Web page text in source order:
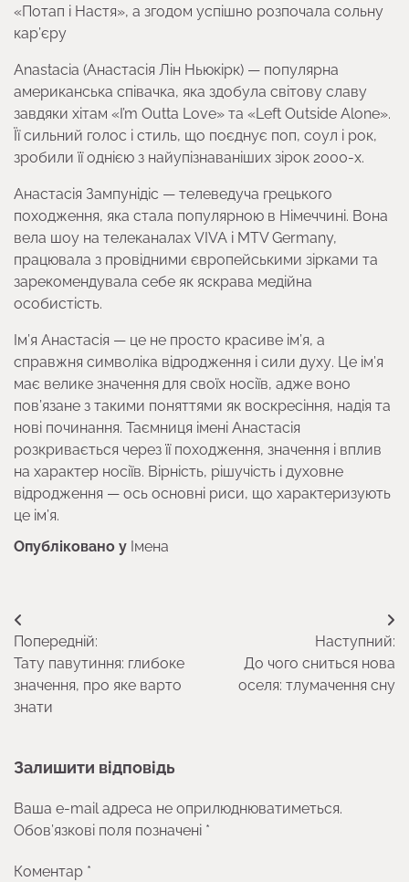
«Потап і Настя», а згодом успішно розпочала сольну
кар’єру
Anastacia (Анастасія Лін Ньюкірк) — популярна
американська співачка, яка здобула світову славу
завдяки хітам «I’m Outta Love» та «Left Outside Alone».
Її сильний голос і стиль, що поєднує поп, соул і рок,
зробили її однією з найупізнаваніших зірок 2000-х.
Анастасія Зампунідіс — телеведуча грецького
походження, яка стала популярною в Німеччині. Вона
вела шоу на телеканалах VIVA і MTV Germany,
працювала з провідними європейськими зірками та
зарекомендувала себе як яскрава медійна
особистість.
Ім’я Анастасія — це не просто красиве ім’я, а
справжня символіка відродження і сили духу. Це ім’я
має велике значення для своїх носіїв, адже воно
пов’язане з такими поняттями як воскресіння, надія та
нові починання. Таємниця імені Анастасія
розкривається через її походження, значення і вплив
на характер носіїв. Вірність, рішучість і духовне
відродження — ось основні риси, що характеризують
це ім’я.
Опубліковано у Імена
Навігація
записів
Попередній:
Тату павутиння: глибоке
значення, про яке варто
знати
Наступний:
До чого сниться нова
оселя: тлумачення сну
Залишити відповідь
Ваша e-mail адреса не оприлюднюватиметься.
Обов’язкові поля позначені *
Коментар *